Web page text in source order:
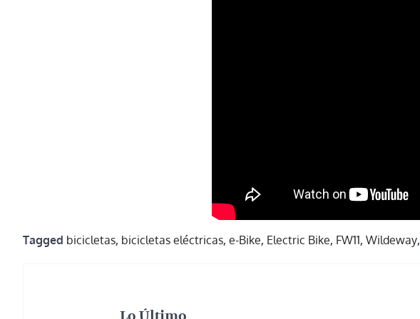
Tagged bicicletas, bicicletas eléctricas, e-Bike, Electric Bike, FW11, Wildeway,